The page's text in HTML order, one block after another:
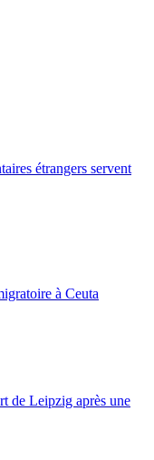
étrangers servent
à Ceuta
de Leipzig après une